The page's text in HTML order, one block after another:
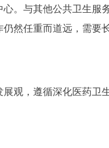
。与其他公共卫生服
然任重而道远，需要
，遵循深化医药卫生